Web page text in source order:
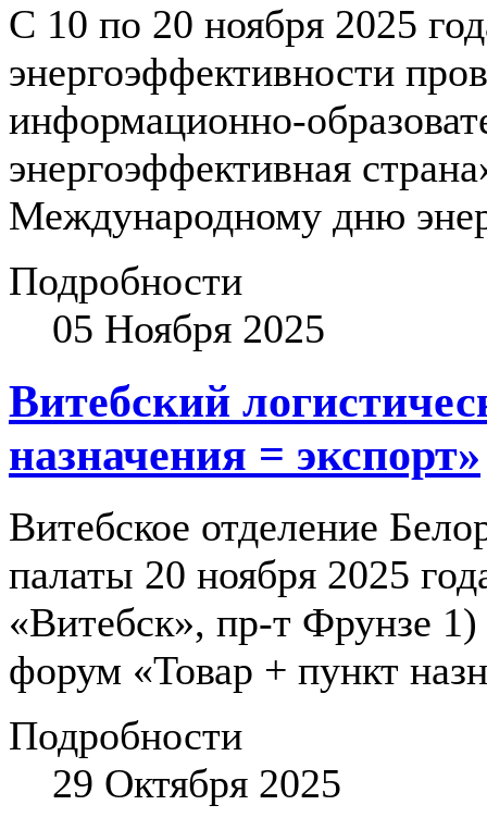
С 10 по 20 ноября 2025
энергоэффективности
информационно-
энергоэффективная
Международному дню
Подробности
05 Ноября 2025
Витебский
назначения = экспорт»
Витебское отделение
палаты 20 ноября 2025
«Витебск», пр-т Фрунзе
форум «Товар + пункт
Подробности
29 Октября 2025